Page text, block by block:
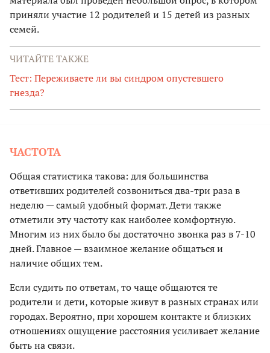
приняли участие 12 родителей и 15 детей из разных
семей.
ЧИТАЙТЕ ТАКЖЕ
Тест: Переживаете ли вы синдром опустевшего
гнезда?
ЧАСТОТА
Общая статистика такова: для большинства
ответивших родителей созвониться два-три раза в
неделю — самый удобный формат. Дети также
отметили эту частоту как наиболее комфортную.
Многим из них было бы достаточно звонка раз в 7-10
дней. Главное — взаимное желание общаться и
наличие общих тем.
Если судить по ответам, то чаще общаются те
родители и дети, которые живут в разных странах или
городах. Вероятно, при хорошем контакте и близких
отношениях ощущение расстояния усиливает желание
быть на связи.